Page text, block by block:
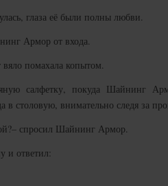
глаза её были полны любви.
Армор от входа.
помахала копытом.
салфетку, покуда Шайнинг
в столовую, внимательно следя за
спросил Шайнинг Армор.
и ответил: